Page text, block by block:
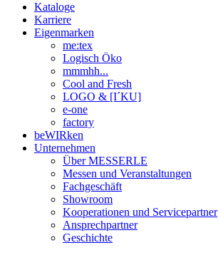
Kataloge
Karriere
Eigenmarken
me:tex
Logisch Öko
mmmhh...
Cool and Fresh
LOGO & [I´KU]
e-one
factory
beWIRken
Unternehmen
Über MESSERLE
Messen und Veranstaltungen
Fachgeschäft
Showroom
Kooperationen und Servicepartner
Ansprechpartner
Geschichte